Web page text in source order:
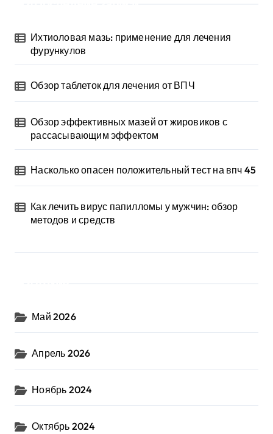
Ихтиоловая мазь: применение для лечения
фурункулов
Обзор таблеток для лечения от ВПЧ
Обзор эффективных мазей от жировиков с
рассасывающим эффектом
Насколько опасен положительный тест на впч 45
Как лечить вирус папилломы у мужчин: обзор
методов и средств
Май 2026
Апрель 2026
Ноябрь 2024
Октябрь 2024